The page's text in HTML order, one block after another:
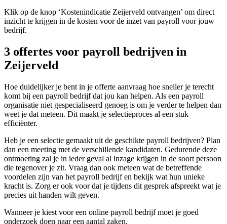
Klik op de knop ‘Kostenindicatie Zeijerveld ontvangen’ om direct
inzicht te krijgen in de kosten voor de inzet van payroll voor jouw
bedrijf.
3 offertes voor payroll bedrijven in
Zeijerveld
Hoe duidelijker je bent in je offerte aanvraag hoe sneller je terecht
komt bij een payroll bedrijf dat jou kan helpen. Als een payroll
organisatie niet gespecialiseerd genoeg is om je verder te helpen dan
weet je dat meteen. Dit maakt je selectieproces al een stuk
efficiënter.
Heb je een selectie gemaakt uit de geschikte payroll bedrijven? Plan
dan een meeting met de verschillende kandidaten. Gedurende deze
ontmoeting zal je in ieder geval al inzage krijgen in de soort persoon
die tegenover je zit. Vraag dan ook meteen wat de betreffende
voordelen zijn van het payroll bedrijf en bekijk wat hun unieke
kracht is. Zorg er ook voor dat je tijdens dit gesprek afspreekt wat je
precies uit handen wilt geven.
Wanneer je kiest voor een online payroll bedrijf moet je goed
onderzoek doen naar een aantal zaken.